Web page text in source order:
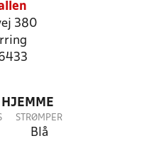
380
HJEMME
STRØMPER
Blå